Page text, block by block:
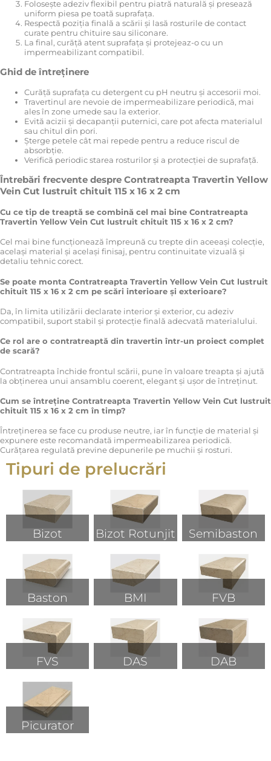
Folosește adeziv flexibil pentru piatră naturală și presează
uniform piesa pe toată suprafața.
Respectă poziția finală a scării și lasă rosturile de contact
curate pentru chituire sau siliconare.
La final, curăță atent suprafața și protejeaz-o cu un
impermeabilizant compatibil.
Ghid de întreținere
Curăță suprafața cu detergent cu pH neutru și accesorii moi.
Travertinul are nevoie de impermeabilizare periodică, mai
ales în zone umede sau la exterior.
Evită acizii și decapanții puternici, care pot afecta materialul
sau chitul din pori.
Șterge petele cât mai repede pentru a reduce riscul de
absorbție.
Verifică periodic starea rosturilor și a protecției de suprafață.
Întrebări frecvente despre Contratreapta Travertin Yellow
Vein Cut lustruit chituit 115 x 16 x 2 cm
Cu ce tip de treaptă se combină cel mai bine Contratreapta
Travertin Yellow Vein Cut lustruit chituit 115 x 16 x 2 cm?
Cel mai bine funcționează împreună cu trepte din aceeași colecție,
același material și același finisaj, pentru continuitate vizuală și
detaliu tehnic corect.
Se poate monta Contratreapta Travertin Yellow Vein Cut lustruit
chituit 115 x 16 x 2 cm pe scări interioare și exterioare?
Da, în limita utilizării declarate interior și exterior, cu adeziv
compatibil, suport stabil și protecție finală adecvată materialului.
Ce rol are o contratreaptă din travertin într-un proiect complet
de scară?
Contratreapta închide frontul scării, pune în valoare treapta și ajută
la obținerea unui ansamblu coerent, elegant și ușor de întreținut.
Cum se întreține Contratreapta Travertin Yellow Vein Cut lustruit
chituit 115 x 16 x 2 cm în timp?
Întreținerea se face cu produse neutre, iar în funcție de material și
expunere este recomandată impermeabilizarea periodică.
Curățarea regulată previne depunerile pe muchii și rosturi.
Tipuri de prelucrări
Bizot Bizot Rotunjit Semibaston
Baston BMI FVB
FVS DAS DAB
Picurator